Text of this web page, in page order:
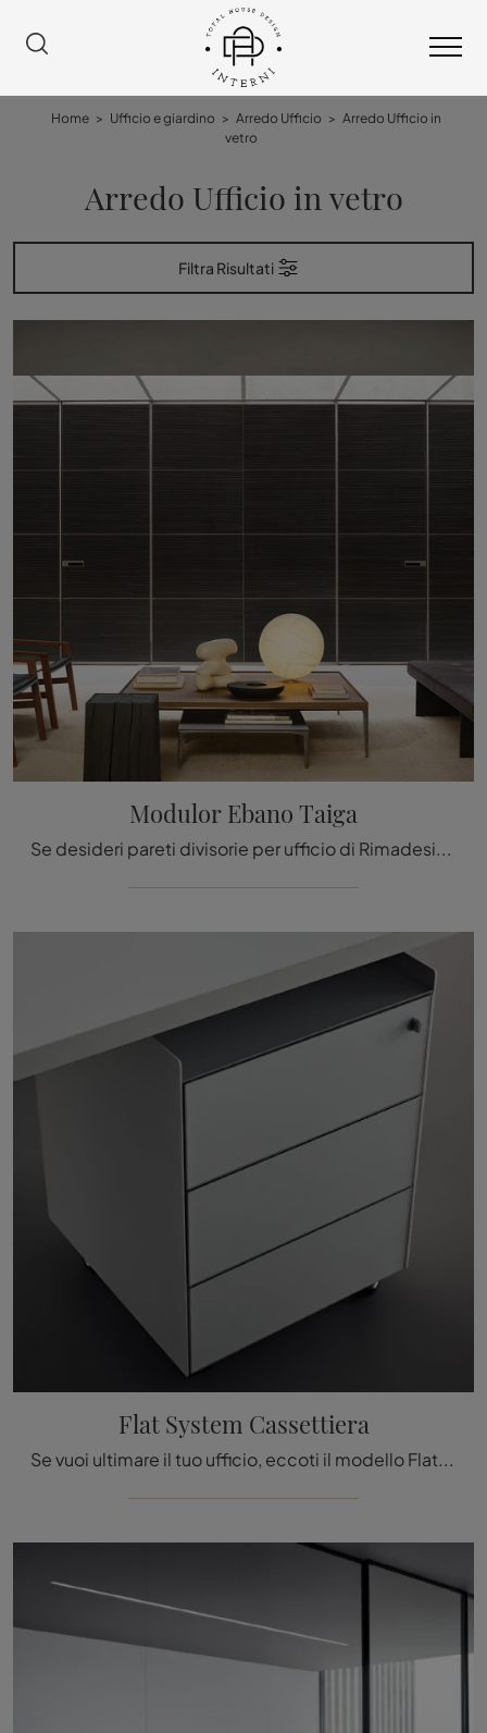
Home > Ufficio e giardino > Arredo Ufficio > Arredo Ufficio in
vetro
Arredo Ufficio in vetro
Filtra Risultati
Modulor Ebano Taiga
Se desideri pareti divisorie per ufficio di Rimadesio, clicca e scopri di più sul modello Modulor Ebano Taiga in vetro per l'ambiente lavorativo!
Flat System Cassettiera
Se vuoi ultimare il tuo ufficio, eccoti il modello Flat System Cassettiera di Rimadesio tra differenti soluzioni di cassettiere per ufficio.